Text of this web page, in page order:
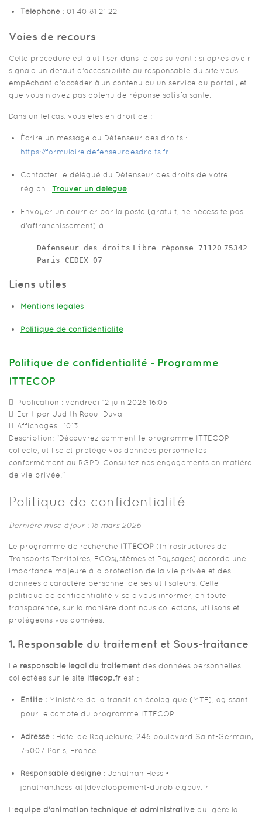
Téléphone : 01 40 81 21 22
Voies de recours
Cette procédure est à utiliser dans le cas suivant : si après avoir
signalé un défaut d’accessibilité au responsable du site vous
empêchant d’accéder à un contenu ou un service du portail, et
que vous n’avez pas obtenu de réponse satisfaisante.
Dans un tel cas, vous êtes en droit de :
Écrire un message au Défenseur des droits :
https://formulaire.defenseurdesdroits.fr
Contacter le délégué du Défenseur des droits de votre
région : Trouver un délégué
Envoyer un courrier par la poste (gratuit, ne nécessite pas
d’affranchissement) à :
Défenseur des droits Libre réponse 71120 75342
Paris CEDEX 07
Liens utiles
Mentions légales
Politique de confidentialité
Politique de confidentialité - Programme
ITTECOP
Publication : vendredi 12 juin 2026 16:05
Écrit par Judith Raoul-Duval
Affichages : 1013
Description: "Découvrez comment le programme ITTECOP
collecte, utilise et protège vos données personnelles
conformément au RGPD. Consultez nos engagements en matière
de vie privée."
Politique de confidentialité
Dernière mise à jour : 16 mars 2026
Le programme de recherche ITTECOP (Infrastructures de
Transports Territoires, ECOsystèmes et Paysages) accorde une
importance majeure à la protection de la vie privée et des
données à caractère personnel de ses utilisateurs. Cette
politique de confidentialité vise à vous informer, en toute
transparence, sur la manière dont nous collectons, utilisons et
protégeons vos données.
1. Responsable du traitement et Sous-traitance
Le responsable légal du traitement des données personnelles
collectées sur le site ittecop.fr est :
Entité : Ministère de la transition écologique (MTE), agissant
pour le compte du programme ITTECOP
Adresse : Hôtel de Roquelaure, 246 boulevard Saint-Germain,
75007 Paris, France
Responsable désigné : Jonathan Hess •
jonathan.hess[at]developpement-durable.gouv.fr
L’équipe d’animation technique et administrative qui gère la